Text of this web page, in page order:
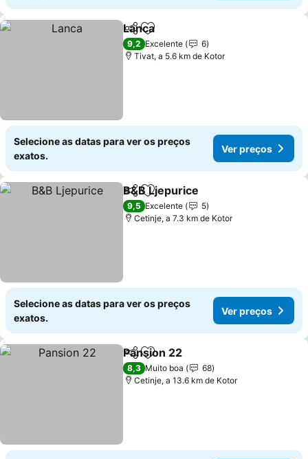
PartilharAdicionar aos favoritos
Lanca
9,2 Excelente
6
Tivat, a 5.6 km de Kotor
Selecione as datas para ver os preços
exatos.
Ver preços
PartilharAdicionar aos favoritos
B&B Ljepurice
9,5 Excelente
5
Cetinje, a 7.3 km de Kotor
Selecione as datas para ver os preços
exatos.
Ver preços
PartilharAdicionar aos favoritos
Pansion 22
8,3 Muito boa
68
Cetinje, a 13.6 km de Kotor